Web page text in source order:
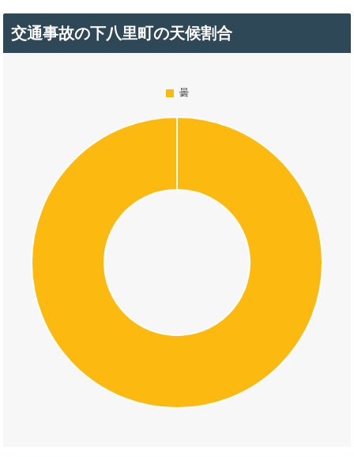
交通事故の下八里町の天候割合